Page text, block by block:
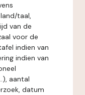
taal,
van de
voor de
indien van
indien van
aantal
datum